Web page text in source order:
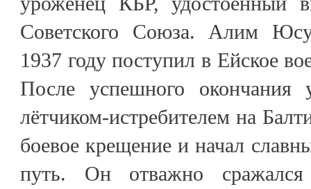
Советского Союза. Алим
1937 году поступил в Ейское
После успешного окончания
лётчиком-истребителем на
боевое крещение и начал
путь. Он отважно